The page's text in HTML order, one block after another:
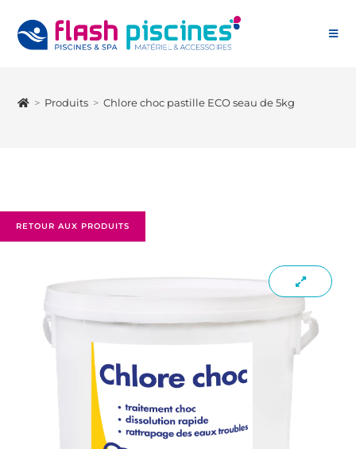
> Produits > Chlore choc pastille ECO seau de 5kg